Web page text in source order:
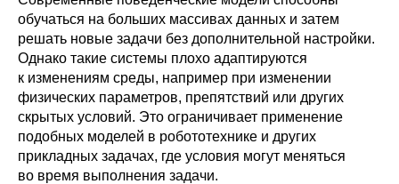
обучаться на больших массивах данных и затем
решать новые задачи без дополнительной настройки.
Однако такие системы плохо адаптируются
к изменениям среды, например при изменении
физических параметров, препятствий или других
скрытых условий. Это ограничивает применение
подобных моделей в робототехнике и других
прикладных задачах, где условия могут меняться
во время выполнения задачи.